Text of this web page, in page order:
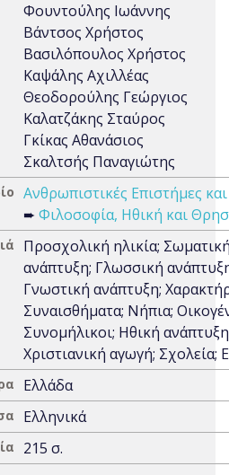
Φουντούλης Ιωάννης
Βάντσος Χρήστος
Βασιλόπουλος Χρήστος
Καψάλης Αχιλλέας
Θεοδορούλης Γεώργιος
Καλατζάκης Σταύρος
Γκίκας Αθανάσιος
Σκαλτσής Παναγιώτης
Ανθρωπιστικές Επιστήμες
➨ Φιλοσοφία, Ηθική και
Προσχολική ηλικία;
ανάπτυξη; Γλωσσική
Γνωστική ανάπτυξη;
Συναισθήματα; Νήπια;
Συνομήλικοι; Ηθική
Χριστιανική αγωγή; Σχολεία;
Ελλάδα
Ελληνικά
215 σ.